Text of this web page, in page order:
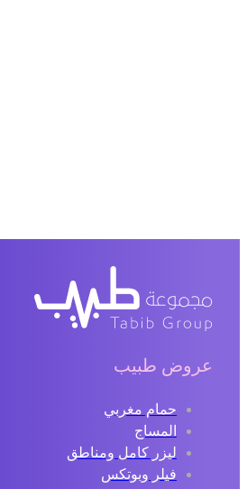
عروض طبيب
حمام مغربي
المساج
ليزر كامل ومناطق
فيلر وبوتكس